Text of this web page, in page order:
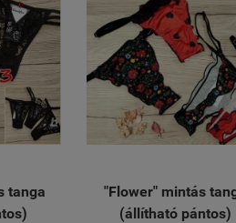
tanga
"Flower" mintás
(állítható pántos)